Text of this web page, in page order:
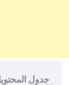
جدول